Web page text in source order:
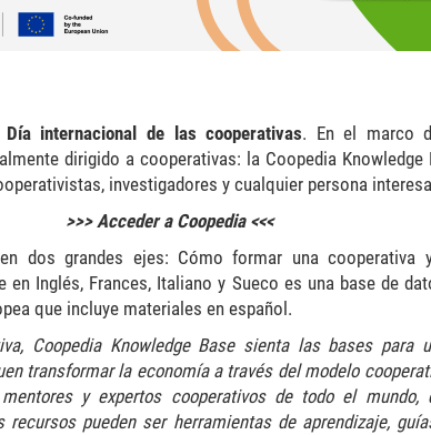
Día internacional de las cooperativas. En el marco
dirigido a cooperativas: la Coopedia Knowledge
investigadores y cualquier persona
>>> Acceder a Coopedia <<<
dos grandes ejes: Cómo formar una cooperativa
Inglés, Frances, Italiano y Sueco es una base de
que incluye materiales en español.
Coopedia Knowledge Base sienta las bases para
transformar la economía a través del modelo
y expertos cooperativos de todo el mundo,
recursos pueden ser herramientas de aprendizaje,